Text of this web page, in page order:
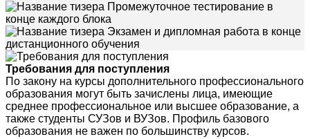
Промежуточное тестирование в
конце каждого блока
Экзамен и дипломная работа в конце
дистанционного обучения
Требования для поступления
По закону на курсы дополнительного профессионального
образования могут быть зачислены лица, имеющие
среднее профессиональное или высшее образование, а
также студенты СУЗов и ВУЗов. Профиль базового
образования не важен по большинству курсов.